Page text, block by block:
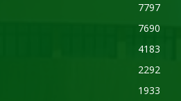
7797
7690
4183
2292
1933